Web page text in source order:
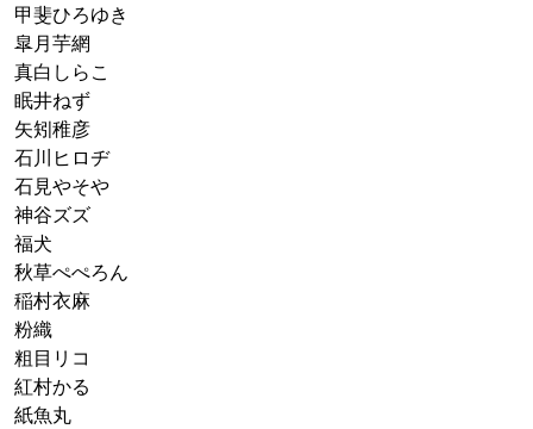
甲斐ひろゆき
皐月芋網
真白しらこ
眠井ねず
矢矧稚彦
石川ヒロヂ
石見やそや
神谷ズズ
福犬
秋草ぺぺろん
稲村衣麻
粉織
粗目リコ
紅村かる
紙魚丸